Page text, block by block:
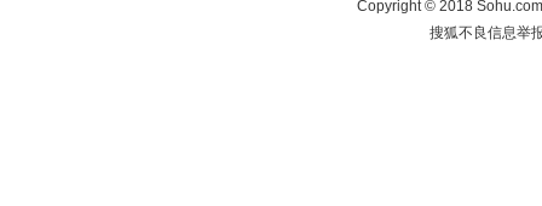
Copyright©2018
搜狐不良信息举